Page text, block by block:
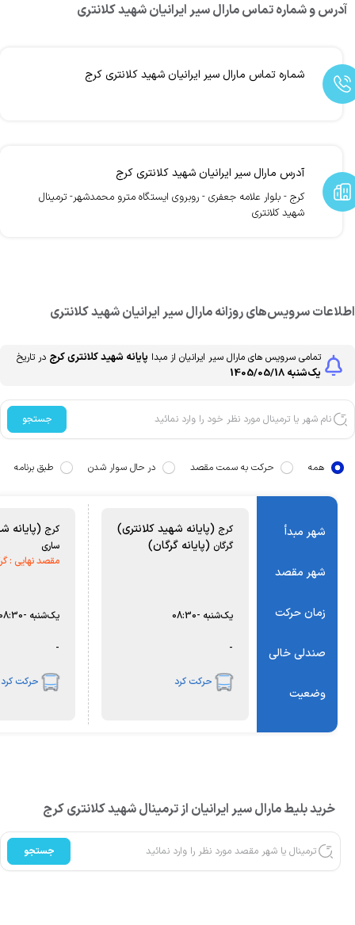
آدرس و شماره تماس مارال سیر ایرانیان شهید کلانتری
شماره تماس مارال سیر ایرانیان شهید کلانتری کرج
آدرس مارال سیر ایرانیان شهید کلانتری کرج
کرج - بلوار علامه جعفری - روبروی ایستگاه مترو محمدشهر- ترمینال
شهید کلانتری
سرویس‌های روزانه مارال سیر ایرانیان شهید کلانتری
تمامی سرویس های مارال سیر ایرانیان از مبدا پایانه شهید کلانتریکرج در تاریخ
یک‌شنبه 1405/05/18
جستجو
همه حرکت به سمت مقصد در حال سوار شدن طبق برنامه
شهر مبدأ
شهر مقصد
زمان حرکت
صندلی خالی
وضعیت
کرج(پایانه شهید کلانتری)
گرگان(پایانه گرگان)
یک‌شنبه 08:30
حرکت کرد
کرج(پایانه
ساری
مقصد نهایی :
یک‌شنبه 08:30
حرکت کرد
خرید بلیط مارال سیر ایرانیان از ترمینال شهید کلانتری کرج
جستجو